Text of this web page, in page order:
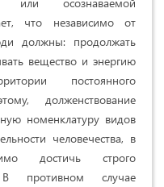
что независимо от
должны: продолжать
вещество и энергию
постоянного
долженствование
номенклатуру видов
человечества, в
достичь строго
В противном случае